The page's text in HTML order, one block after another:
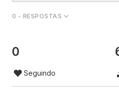
0 - RESPOSTAS
0
Seguindo